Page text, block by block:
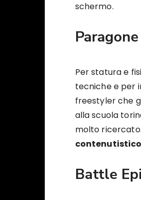
schermo.
Per statura e
tecniche e per
freestyler che
alla scuola
molto
contenutistico
Battle